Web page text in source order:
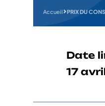
Accueil PRIX DU
Date
17